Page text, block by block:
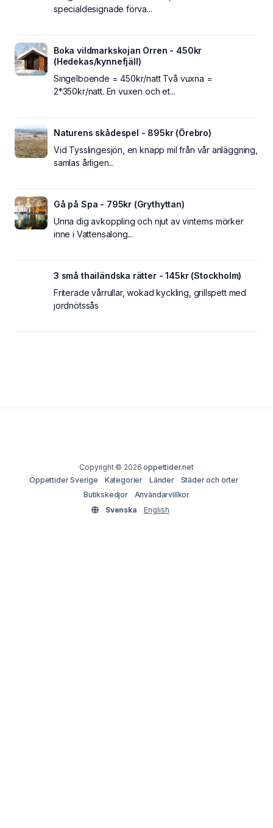
specialdesignade förva...
Boka vildmarkskojan Orren - 450kr
(Hedekas/kynnefjäll)
Singelboende = 450kr/natt Två vuxna =
2*350kr/natt. En vuxen och et...
Naturens skådespel - 895kr (Örebro)
Vid Tysslingesjön, en knapp mil från vår anläggning,
samlas årligen...
Gå på Spa - 795kr (Grythyttan)
Unna dig avkoppling och njut av vinterns mörker
inne i Vattensalong...
3 små thailändska rätter - 145kr (Stockholm)
Friterade vårrullar, wokad kyckling, grillspett med
jordnötssås
Copyright © 2026oppettider.net
Öppettider Sverige
Kategorier Länder
Städer och orter
Butikskedjor
Användarvillkor
Svenska
English